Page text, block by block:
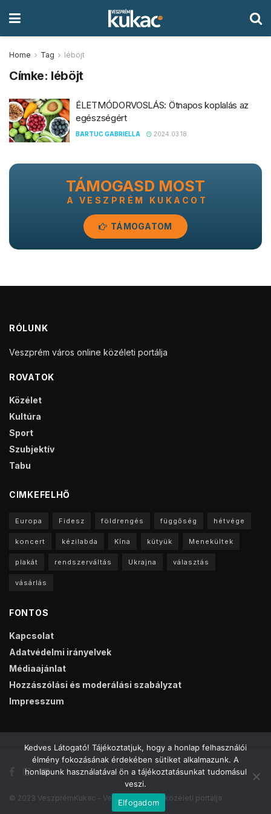
Home Tag léböjt
Címke: léböjt
ÉLETMÓDORVOSLÁS: Ötnapos koplalás az
egészségért
BARTUC GABRIELLA 2024.03.18.
TÁMOGASD MOST
A VESZPRÉM KUKACOT
TÁMOGATOM
RÓLUNK
Veszprém város online közéleti portálja
ROVATOK
Közélet
Kultúra
Sport
Szubjektív
Tabu
CIMKEFELHŐ
Europa Fidesz földrengés függőség hétvége
koncert kézilabda Kína kütyük Menekültek
plakát rendszerváltás Ukrajna választás
vásárlás
FONTOS
Kapcsolat
Adatvédelmi irányelvek
Médiaajánlat
Hozzászólási és moderálási szabályzat
Impresszum
© 2023 VeszprémKukac - Veszprém online közéleti portálja
Kedves Látogató! Tájékoztatjuk, hogy a honlap felhasználói
élmény fokozásának érdekében sütiket alkalmazunk. A
honlapunk használatával ön a tájékoztatásunkat tudomásul
veszi.
Elfogadom